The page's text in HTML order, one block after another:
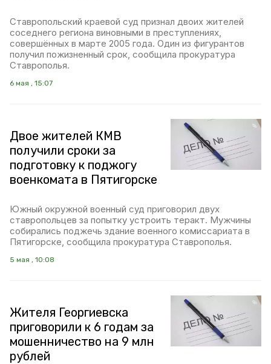
Ставропольский краевой суд признал двоих жителей
соседнего региона виновными в преступлениях,
совершённых в марте 2005 года. Один из фигурантов
получил пожизненный срок, сообщила прокуратура
Ставрополья.
6 мая , 15:07
Двое жителей КМВ
получили сроки за
подготовку к поджогу
военкомата в Пятигорске
Южный окружной военный суд приговорил двух
ставропольцев за попытку устроить теракт. Мужчины
собирались поджечь здание военного комиссариата в
Пятигорске, сообщила прокуратура Ставрополья.
5 мая , 10:08
Жителя Георгиевска
приговорили к 6 годам за
мошенничество на 9 млн
рублей